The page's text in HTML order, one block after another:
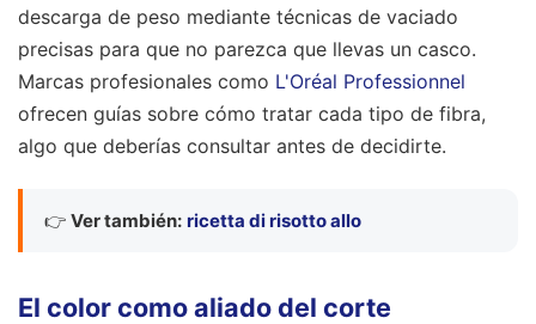
descarga de peso mediante técnicas de vaciado
precisas para que no parezca que llevas un casco.
Marcas profesionales como L'Oréal Professionnel
ofrecen guías sobre cómo tratar cada tipo de fibra,
algo que deberías consultar antes de decidirte.
👉 Ver también: ricetta di risotto allo
El color como aliado del corte